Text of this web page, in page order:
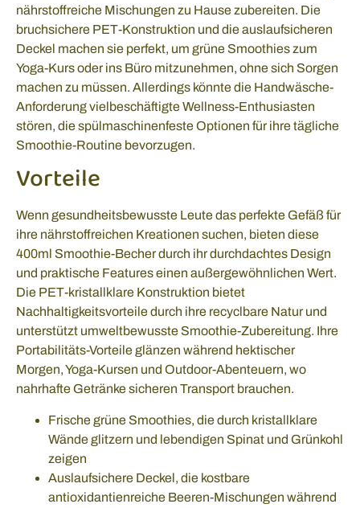
nährstoffreiche Mischungen zu Hause zubereiten. Die
bruchsichere PET-Konstruktion und die auslaufsicheren
Deckel machen sie perfekt, um grüne Smoothies zum
Yoga-Kurs oder ins Büro mitzunehmen, ohne sich Sorgen
machen zu müssen. Allerdings könnte die Handwäsche-
Anforderung vielbeschäftigte Wellness-Enthusiasten
stören, die spülmaschinenfeste Optionen für ihre tägliche
Smoothie-Routine bevorzugen.
Vorteile
Wenn gesundheitsbewusste Leute das perfekte Gefäß für
ihre nährstoffreichen Kreationen suchen, bieten diese
400ml Smoothie-Becher durch ihr durchdachtes Design
und praktische Features einen außergewöhnlichen Wert.
Die PET-kristallklare Konstruktion bietet
Nachhaltigkeitsvorteile durch ihre recyclbare Natur und
unterstützt umweltbewusste Smoothie-Zubereitung. Ihre
Portabilitäts-Vorteile glänzen während hektischer
Morgen, Yoga-Kursen und Outdoor-Abenteuern, wo
nahrhafte Getränke sicheren Transport brauchen.
Frische grüne Smoothies, die durch kristallklare
Wände glitzern und lebendigen Spinat und Grünkohl
zeigen
Auslaufsichere Deckel, die kostbare
antioxidantienreiche Beeren-Mischungen während